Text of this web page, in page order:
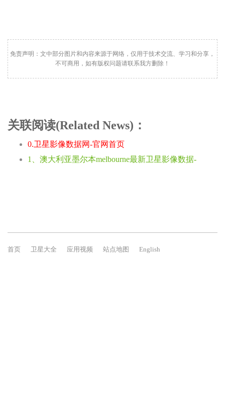
免责声明：文中部分图片和内容来源于网络，仅用于技术交流、学习和分享，
不可商用，如有版权问题请联系我方删除！
关联阅读(Related News)：
0.卫星影像数据网-官网首页
1、澳大利亚墨尔本melbourne最新卫星影像数据-
首页 卫星大全 应用视频 站点地图 English